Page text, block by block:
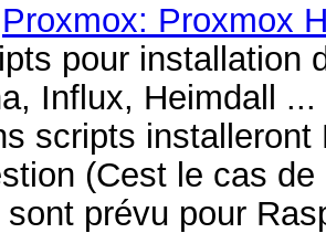
Proxmox: Proxmox
pour installation
Influx, Heimdall ...
scripts
(Cest le cas
sont prévu pour